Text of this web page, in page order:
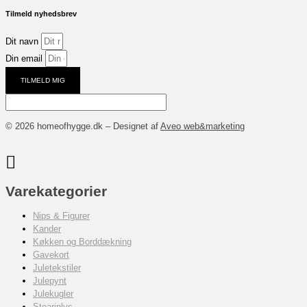
Tilmeld nyhedsbrev
Dit navn
Din email
TILMELD MIG
© 2026 homeofhygge.dk – Designet af Aveo web&marketing
Varekategorier
Nips & Figurer
Kander
Køkken og Borddækning
Gavekort
Juletekstiler
Julepynt
Julekugler